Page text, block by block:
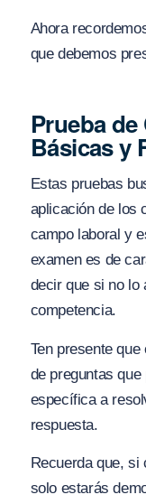
Ahora
que debemos
Prueba
Básicas y
Estas pruebas
aplicación de los
campo laboral y
examen es de
decir que si no lo
competencia.
Ten presente
de preguntas
específica a
respuesta.
Recuerda que,
solo estarás